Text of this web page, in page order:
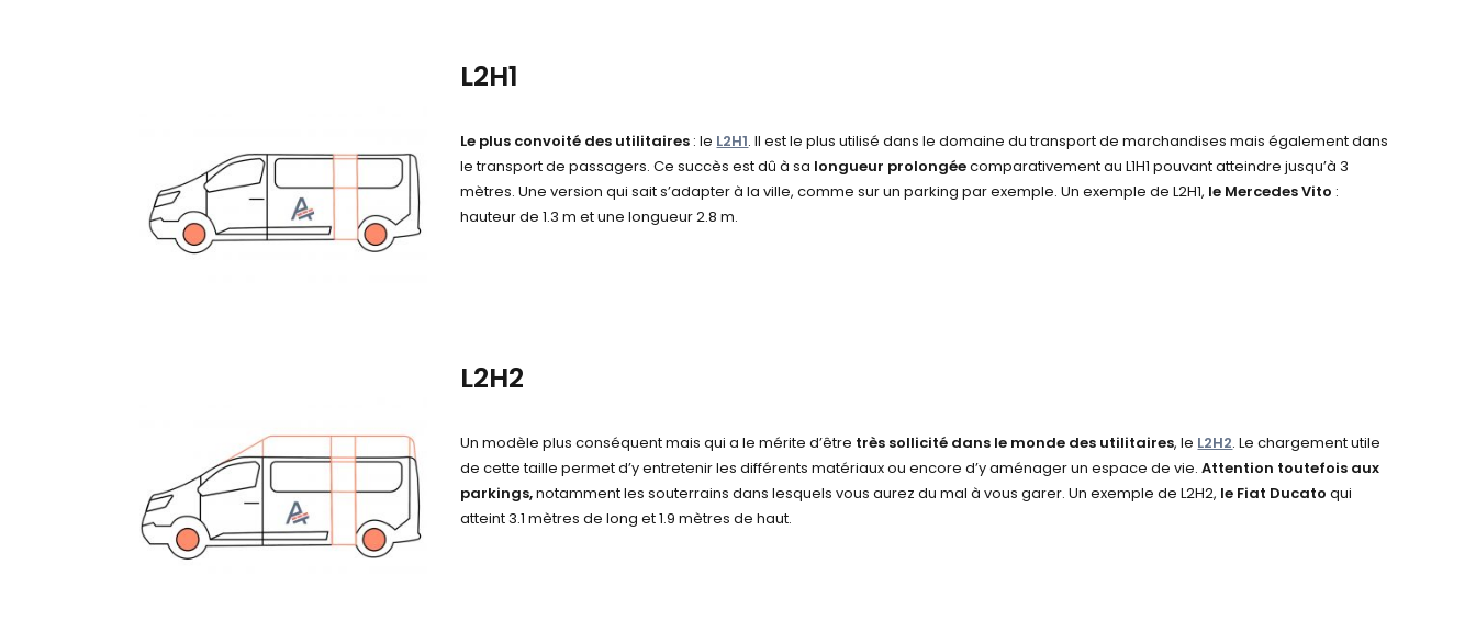
L2H1
Le plus convoité des utilitaires : le L2H1. Il est le plus utilisé dans le domaine du transport de marchandises mais également dans
le transport de passagers. Ce succès est dû à sa longueur prolongéecomparativement au L1H1 pouvant atteindre jusqu’à 3
mètres. Une version qui sait s’adapter à la ville, comme sur un parking par exemple. Un exemple de L2H1, le Mercedes Vito :
hauteur de 1.3 m et une longueur 2.8 m.
L2H2
Un modèle plus conséquent mais qui a le mérite d’être très sollicité dans le monde des utilitaires, le L2H2. Le chargement utile
de cette taille permet d’y entretenir les différents matériaux ou encore d’y aménager un espace de vie.Attention toutefois aux
parkings,notamment les souterrains dans lesquels vous aurez du mal à vous garer. Un exemple de L2H2, le Fiat Ducato qui
atteint3.1 mètres de long et1.9 mètres de haut.